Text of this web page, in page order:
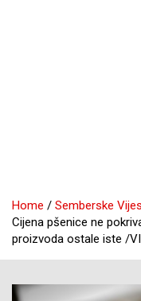
Home
Semberske
Cijena pšenice ne
proizvoda ostale iste /